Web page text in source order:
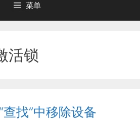
菜单
活锁
找”中移除设备